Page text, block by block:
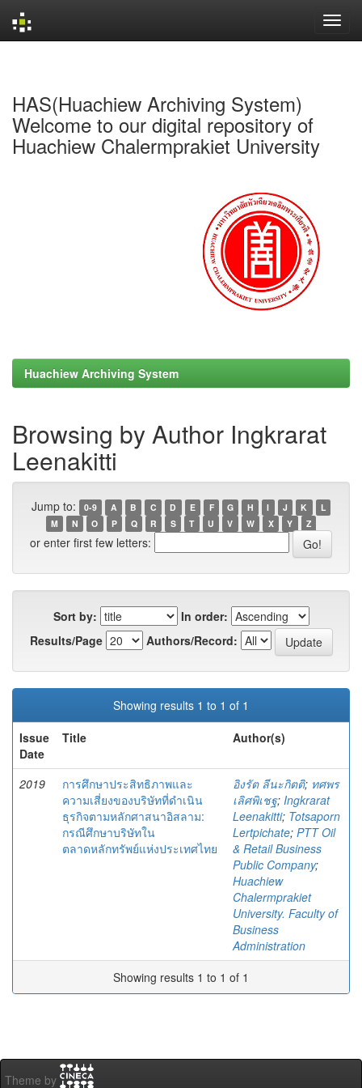
HAS(Huachiew Archiving System)
Welcome to our digital repository of
Huachiew Chalermprakiet University
Huachiew Archiving System
Browsing by Author Ingkrarat
Leenakitti
Jump to: 0-9 A B C D E F G H I J K
L
M
N O P Q R S T U V W X Y Z
or enter first few letters:
Sort by:
In order:
Results/Page
Authors/Record:
Showing results 1 to 1 of 1
Issue
Date
Title Author(s)
2019
การศึกษาประสิทธิภาพและ
ความเสี่ยงของบริษัทที่ดำเนิน
ธุรกิจตามหลักศาสนาอิสลาม:
กรณีศึกษาบริษัทใน
ตลาดหลักทรัพย์แห่งประเทศไทย
อิงรัต ลีนะกิตติ; ทศพร
เลิศพิเชฐ; Ingkrarat
Leenakitti; Totsaporn
Lertpichate; PTT Oil
& Retail Business
Public Company;
Huachiew
Chalermprakiet
University. Faculty of
Business
Administration
Showing results 1 to 1 of 1
Theme by